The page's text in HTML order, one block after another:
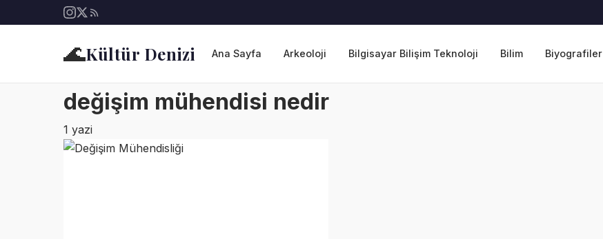
🌊Kültür Denizi Ana Sayfa Arkeoloji Bilgisayar Bilişim Teknoloji Bilim Biyografiler
değişim mühendisi nedir
1 yazi